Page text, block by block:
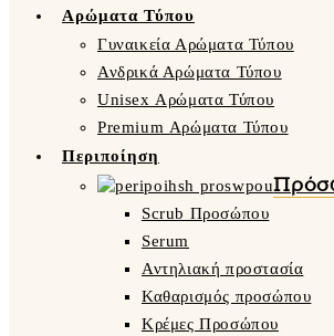
Αρώματα Τύπου
Γυναικεία Αρώματα Τύπου
Ανδρικά Αρώματα Τύπου
Unisex Αρώματα Τύπου
Premium Αρώματα Τύπου
Περιποίηση
Scrub Προσώπου
Serum
Αντηλιακή προστασία
Καθαρισμός προσώπου
Κρέμες Προσώπου